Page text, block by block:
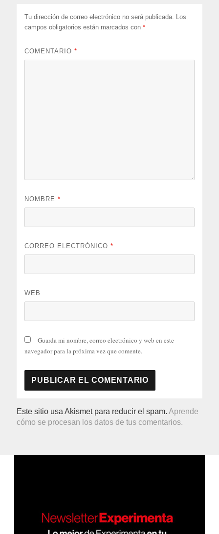
Tu dirección de correo electrónico no será publicada. Los
campos obligatorios están marcados con*
COMENTARIO*
NOMBRE*
CORREO ELECTRÓNICO*
WEB
Guarda mi nombre, correo electrónico y web en este
navegador para la próxima vez que comente.
Este sitio usa Akismet para reducir el spam.Aprende
cómo se procesan los datos de tus comentarios.